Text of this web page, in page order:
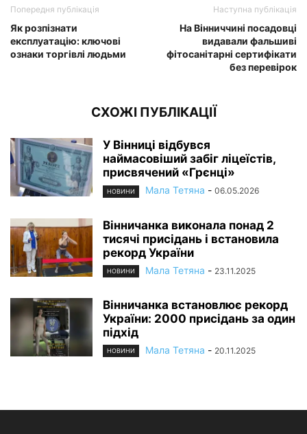
Попередня публікація
Як розпізнати
експлуатацію: ключові
ознаки торгівлі людьми
Наступна публікація
На Вінниччині посадовці
видавали фальшиві
фітосанітарні сертифікати
без перевірок
СХОЖІ ПУБЛІКАЦІЇ
У Вінниці відбувся
наймасовіший забіг ліцеїстів,
присвячений «Грєнці»
НОВИНИ Мала Тетяна - 06.05.2026
Вінничанка виконала понад 2
тисячі присідань і встановила
рекорд України
НОВИНИ Мала Тетяна - 23.11.2025
Вінничанка встановлює рекорд
України: 2000 присідань за один
підхід
НОВИНИ Мала Тетяна - 20.11.2025